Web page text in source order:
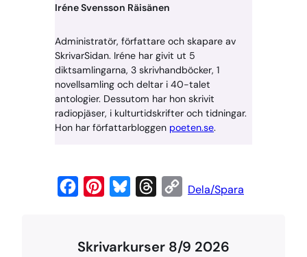
Iréne Svensson Räisänen
Administratör, författare och skapare av
SkrivarSidan. Iréne har givit ut 5
diktsamlingarna, 3 skrivhandböcker, 1
novellsamling och deltar i 40-talet
antologier. Dessutom har hon skrivit
radiopjäser, i kulturtidskrifter och tidningar.
Hon har författarbloggen poeten.se.
e
t
e
e
C
y
Dela/Spara
Skrivarkurser 8/9 2026